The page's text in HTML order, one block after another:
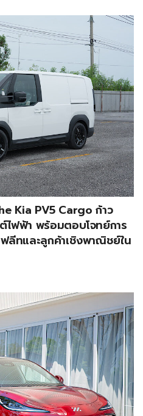
Kia PV5 Cargo ก้าว
ฟฟ้า พร้อมตอบโจทย์การ
ลีทและลูกค้าเชิงพาณิชย์ใน